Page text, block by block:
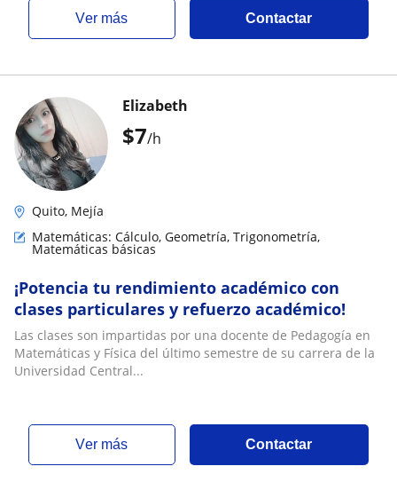
ver más Contactar
$7/h
Elizabeth
Quito, Mejía
Matemáticas: Cálculo, Geometría, Trigonometría,
Matemáticas básicas
¡Potencia tu rendimiento académico con
clases particulares y refuerzo académico!
Las clases son impartidas por una docente de Pedagogía en
Matemáticas y Física del último semestre de su carrera de la
Universidad Central...
ver más Contactar